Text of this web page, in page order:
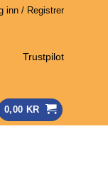
inn / Registrer
Trustpilot
0,00 KR